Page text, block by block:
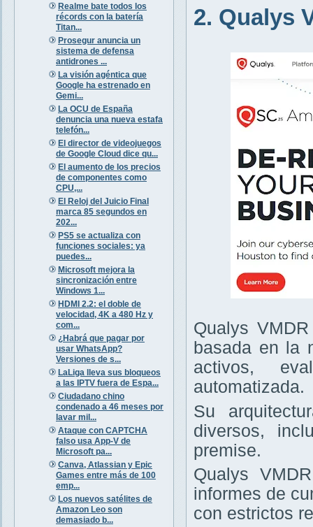
Realme bate todos los
récords con la batería
Titan...
Prosegur anuncia un
sistema de defensa
antidrones ...
La visión agéntica que
Google ha estrenado en
Gemi...
La OCU de España
denuncia una nueva estafa
telefón...
El director de videojuegos
de Google Cloud dice qu...
El aumento de los precios
de componentes como
CPU,...
El Reloj del Juicio Final
marca 85 segundos en
202...
PS5 se actualiza con
funciones sociales: ya
puedes...
Microsoft mejora la
sincronización entre
Windows 1...
HDMI 2.2: el doble de
velocidad, 4K a 480 Hz y
com...
¿Habrá que pagar por
usar WhatsApp?
Versiones de s...
LaLiga lleva sus bloqueos
a las IPTV fuera de Espa...
Ciudadano chino
condenado a 46 meses por
lavar mil...
Ataque con CAPTCHA
falso usa App-V de
Microsoft pa...
Canva, Atlassian y Epic
Games entre más de 100
emp...
Los nuevos satélites de
Amazon Leo son
demasiado b...
2. Qualys
Qualys
basada en la
activos,
automatizada.
Su
diversos,
premise.
Qualys
informes de
con estrictos